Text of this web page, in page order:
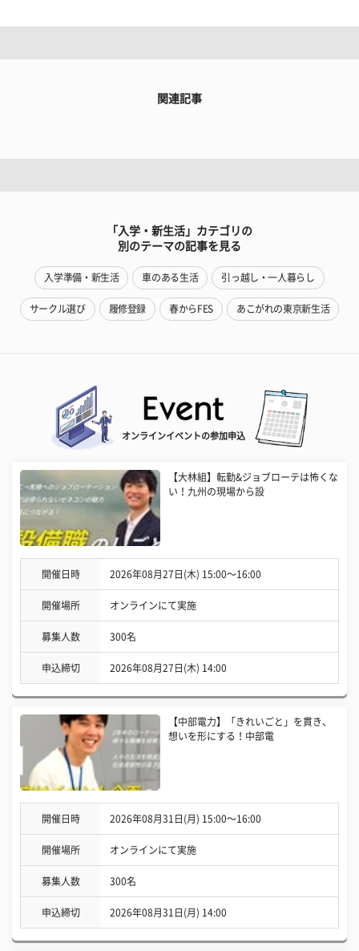
関連記事
「入学・新生活」カテゴリの
別のテーマの記事を見る
入学準備・新生活 車のある生活 引っ越し・一人暮らし
サークル選び 履修登録 春からFES あこがれの東京新生活
オンラインイベントの参加申込
【大林組】転勤&ジョブローテは怖くな
い！九州の現場から設
開催日時 2026年08月27日(木) 15:00〜16:00
開催場所 オンラインにて実施
募集人数 300名
申込締切 2026年08月27日(木) 14:00
【中部電力】「きれいごと」を貫き、
想いを形にする！中部電
開催日時 2026年08月31日(月) 15:00〜16:00
開催場所 オンラインにて実施
募集人数 300名
申込締切 2026年08月31日(月) 14:00